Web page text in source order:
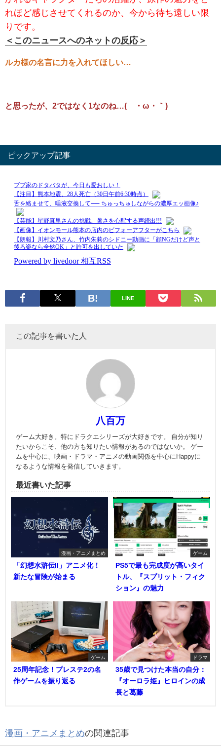
れほど感じさせてくれるのか、今から待ち遠しい限
りです。
＜このニュースへのネットの反応＞
ルカ様の名言に力を入れてほしい…
と思ったが、2ではなく1なのね…(´・ω・｀)
ピックアップ記事
LINE
この記事を書いた人
八百万
ゲーム大好き。特にドラクエシリーズが大好きです。 自分が知り
たいからこそ、他の方も知りたい情報があるのではないか。 ゲー
ムを中心に、映画・ドラマ・アニメの動画関係を中心にHappyに
なるような情報を発信していきます。
最近書いた記事
漫画・アニメまとめ
「幻想水滸伝II」アニメ化！
新たな冒険が始まる
ゲーム
PS5で最も完成度が高いタイ
トル、『スプリット・フィク
ション』の魅力
ゲーム
25周年記念！プレステ2の名
作ゲームを振り返る
ドラマ
35歳で見つけた本当の自分：
『オーロラ姫』ヒロインの成
長と葛藤
漫画・アニメまとめの関連記事